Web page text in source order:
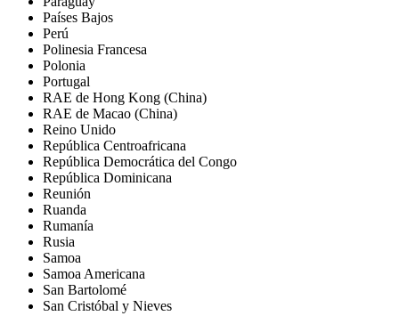
Países Bajos
Perú
Polinesia Francesa
Polonia
Portugal
RAE de Hong Kong (China)
RAE de Macao (China)
Reino Unido
República Centroafricana
República Democrática del Congo
República Dominicana
Reunión
Ruanda
Rumanía
Rusia
Samoa
Samoa Americana
San Bartolomé
San Cristóbal y Nieves